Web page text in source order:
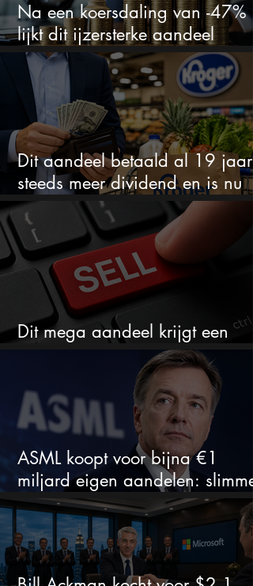
Na een koersdaling van -47%
lijkt dit ijzersterke aandeel
aantrekkelijker dan ooit
Dit aandeel betaald al 19 jaar
steeds meer dividend en is nu
goedkoop
Dit mega aandeel krijgt een
zeldzaam verkoopadvies
ASML koopt voor bijna €1
miljard eigen aandelen: slimme
zet of dure timing?